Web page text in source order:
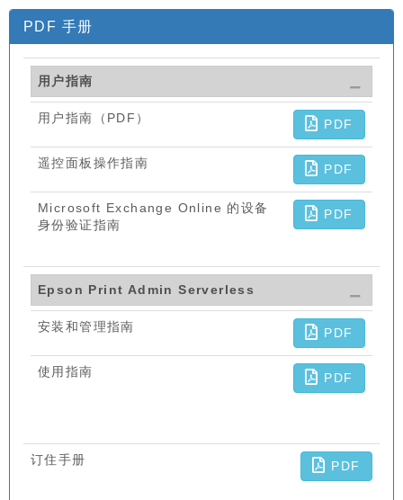
PDF 手册
用户指南
用户指南（PDF） PDF
遥控面板操作指南 PDF
Microsoft Exchange Online 的设备
身份验证指南
PDF
Epson Print Admin Serverless
安装和管理指南 PDF
使用指南 PDF
订住手册 PDF